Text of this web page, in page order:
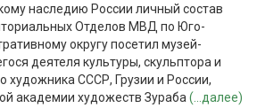
наследию России личный состав
Отделов МВД по Юго-
округу посетил музей-
деятеля культуры, скульптора и
художника СССР, Грузии и России,
академии художеств Зураба(...далее)